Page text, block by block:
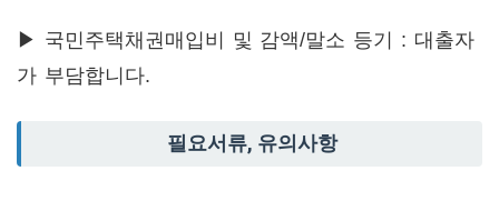
▶ 국민주택채권매입비 및 감액/말소 등기 : 대출자
가 부담합니다.
필요서류, 유의사항